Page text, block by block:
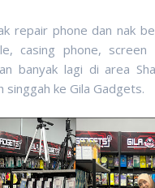
repair phone dan nak
casing phone, screen
banyak lagi di area
singgah ke Gila Gadgets.